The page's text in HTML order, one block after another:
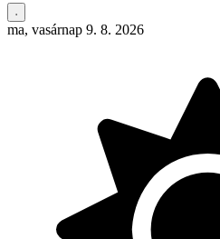
ma, vasárnap 9. 8. 2026